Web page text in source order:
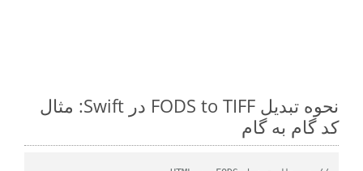
نحوه تبدیل FODS to TIFF در Swift: مثال
کد گام به گام